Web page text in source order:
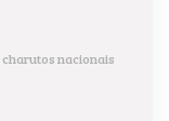
charutos nacionais